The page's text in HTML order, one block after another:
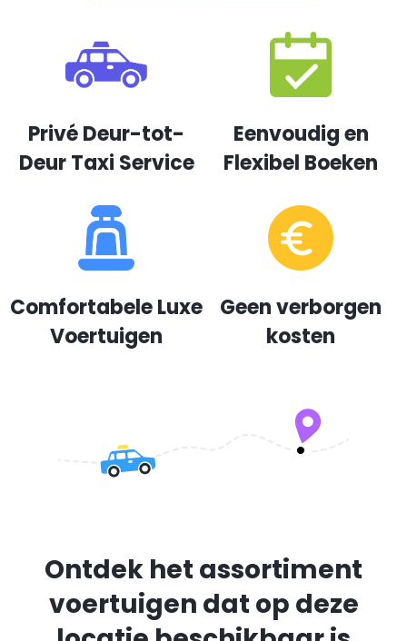
Privé Deur-tot-
Deur Taxi Service
Eenvoudig en
Flexibel Boeken
Comfortabele Luxe
Voertuigen
Geen verborgen
kosten
Ontdek het assortiment
voertuigen dat op deze